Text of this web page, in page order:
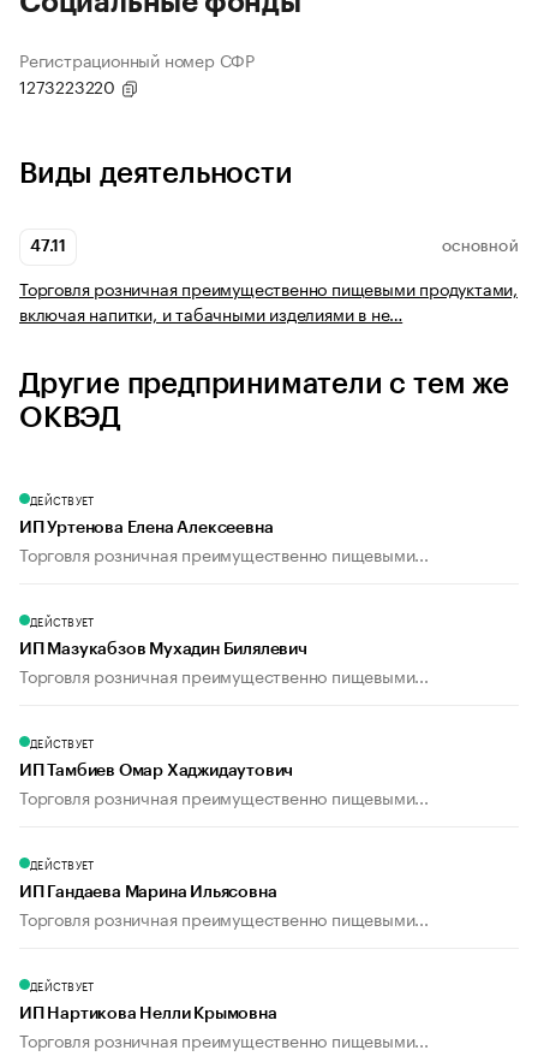
Регистрационный номер СФР
1273223220
Виды деятельности
47.11 ОСНОВНОЙ
Торговля розничная преимущественно пищевыми продуктами,
включая напитки, и табачными изделиями в не…
Другие предприниматели с тем же
ОКВЭД
ДЕЙСТВУЕТ
ИП Уртенова Елена Алексеевна
Торговля розничная преимущественно пищевыми...
ДЕЙСТВУЕТ
ИП Мазукабзов Мухадин Билялевич
Торговля розничная преимущественно пищевыми...
ДЕЙСТВУЕТ
ИП Тамбиев Омар Хаджидаутович
Торговля розничная преимущественно пищевыми...
ДЕЙСТВУЕТ
ИП Гандаева Марина Ильясовна
Торговля розничная преимущественно пищевыми...
ДЕЙСТВУЕТ
ИП Нартикова Нелли Крымовна
Торговля розничная преимущественно пищевыми...